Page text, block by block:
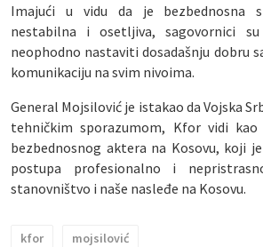
Imajući u vidu da je bezbednosna
nestabilna i osetljiva, sagovornici
neophodno nastaviti dosadašnju dobru
komunikaciju na svim nivoima.
General Mojsilović je istakao da Vojska
tehničkim sporazumom, Kfor vidi
bezbednosnog aktera na Kosovu, koji
postupa profesionalno i
stanovništvo i naše nasleđe na Kosovu.
kfor mojsilović